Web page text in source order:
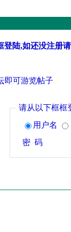
陆,如还没注册
即可游览帖子
请从以下框框
用户名
密 码